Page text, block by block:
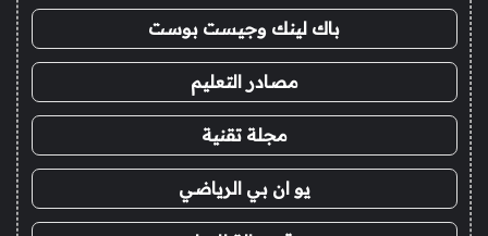
باك لينك وجيست بوست
مصادر التعليم
مجلة تقنية
يو ان بي الرياضي